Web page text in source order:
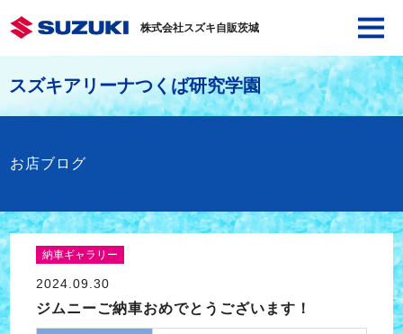
株式会社スズキ自販茨城
スズキアリーナつくば研究学園
お店ブログ
納車ギャラリー
2024.09.30
ジムニーご納車おめでとうございます！